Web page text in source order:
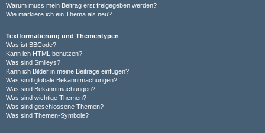
Warum muss mein Beitrag erst freigegeben werden?
Wie markiere ich ein Thema als neu?
Textformatierung und Thementypen
Was ist BBCode?
Kann ich HTML benutzen?
Was sind Smileys?
Kann ich Bilder in meine Beiträge einfügen?
Was sind globale Bekanntmachungen?
Was sind Bekanntmachungen?
Was sind wichtige Themen?
Was sind geschlossene Themen?
Was sind Themen-Symbole?